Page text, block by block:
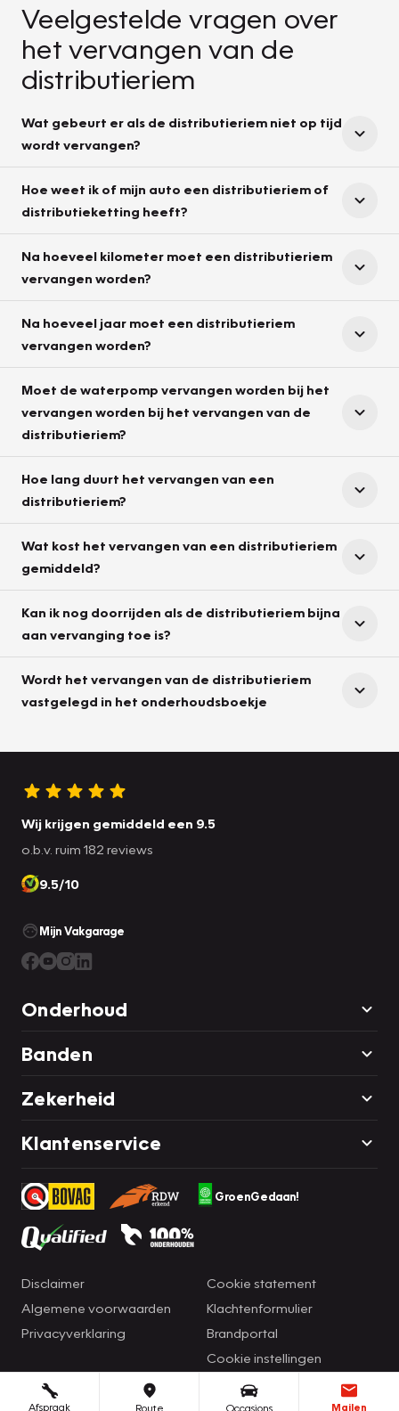
Veelgestelde vragen over
het vervangen van de
distributieriem
Wat gebeurt er als de distributieriem niet op tijd
wordt vervangen?
Hoe weet ik of mijn auto een distributieriem of
distributieketting heeft?
Na hoeveel kilometer moet een distributieriem
vervangen worden?
Na hoeveel jaar moet een distributieriem
vervangen worden?
Moet de waterpomp vervangen worden bij het
vervangen worden bij het vervangen van de
distributieriem?
Hoe lang duurt het vervangen van een
distributieriem?
Wat kost het vervangen van een distributieriem
gemiddeld?
Kan ik nog doorrijden als de distributieriem bijna
aan vervanging toe is?
Wordt het vervangen van de distributieriem
vastgelegd in het onderhoudsboekje
Afspraak Route Occasions Mailen
Wij krijgen gemiddeld een 9.5
o.b.v. ruim 182 reviews
9.5/10
Mijn Vakgarage
Onderhoud
Banden
Zekerheid
Klantenservice
GroenGedaan!
Disclaimer
Algemene voorwaarden
Privacyverklaring
Cookie statement
Klachtenformulier
Brandportal
Cookie instellingen